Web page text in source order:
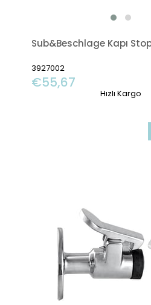
Sub&Beschlage Kapı
3927002
€55,67
Hızlı Kargo